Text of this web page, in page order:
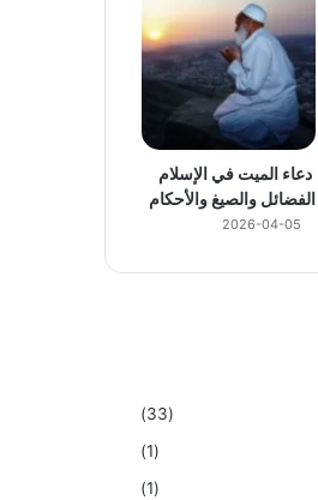
دعاء الميت في الإسلام
الفضائل والصيغ والأحكام
2026-04-05
(33)
(1)
(1)